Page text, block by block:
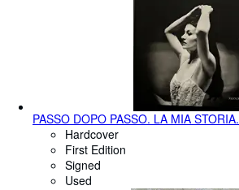
PASSO DOPO PASSO. LA MIA STORIA.
Hardcover
First Edition
Signed
Used